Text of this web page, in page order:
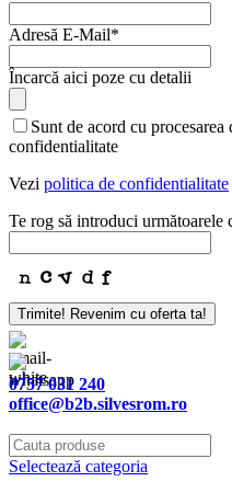
Adresă E-Mail*
Company
Name
Încarcă aici poze cu detalii
Sunt de acord cu
confidentialitate
Vezi politica de confidentialitate
Te rog să introduci următoarele
Trimite! Revenim cu oferta ta!
0757 031 240
office@b2b.silvesrom.ro
Selectează categoria